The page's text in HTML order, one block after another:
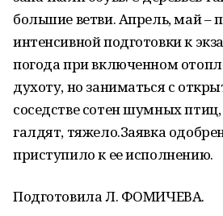
большие ветви. Апрель, май –
интенсивной подготовки к
погода при включенном
духоту, но заниматься с
соседстве сотен шумных
галдят, тяжело.Заявка
приступило к ее исполнению.
Подготовила Л. ФОМИЧЕВА.